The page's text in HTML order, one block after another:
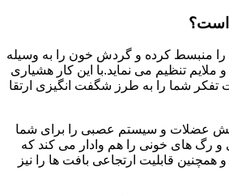
است؟
را منبسط کرده و گردش خون را به وسیله
تنظیم می نماید.با این کار هشیاری
تفکر شما را به طرز شگفت انگیزی ارتقا
عضلات و سیستم عصبی را برای شما
و رگ های خونی را هم وادار می کند که
قابلیت ارتجاعی بافت ها را نیز